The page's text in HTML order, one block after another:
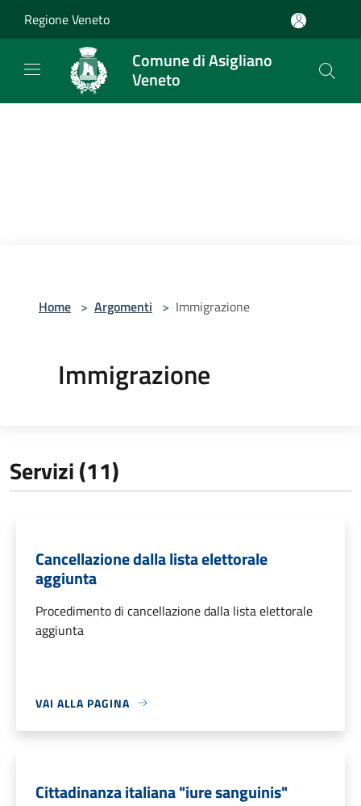
Regione Veneto
Comune di Asigliano
Veneto
Home > Argomenti > Immigrazione
Immigrazione
Servizi (11)
Cancellazione dalla lista elettorale
aggiunta
Procedimento di cancellazione dalla lista elettorale
aggiunta
VAI ALLA PAGINA
Cittadinanza italiana "iure sanguinis"